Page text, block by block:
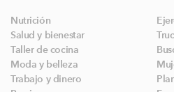
Nutrición
Salud y bienestar
Taller de cocina
Moda y belleza
Trabajo y dinero